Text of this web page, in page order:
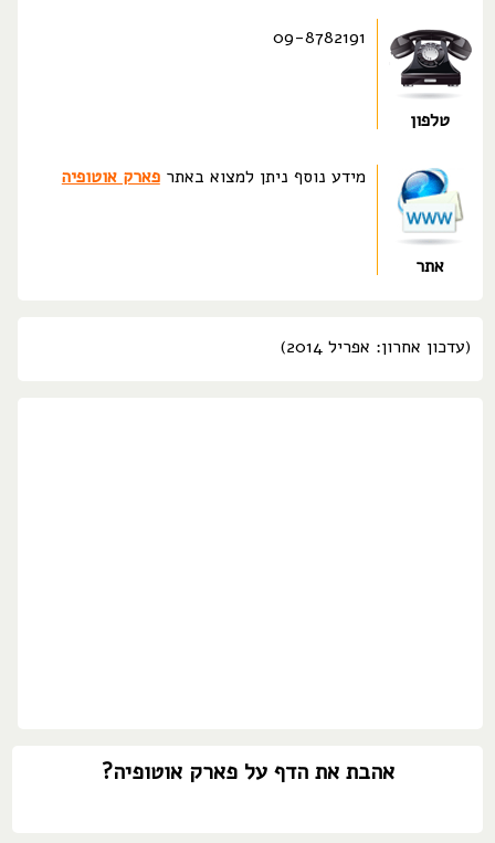
טלפון
09-8782191
אתר
מידע נוסף ניתן למצוא באתרפארק אוטופיה
(עדכון אחרון: אפריל 2014)
אהבת את הדף על פארק אוטופיה?